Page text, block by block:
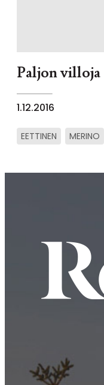
Paljon villoja
1.12.2016
EETTINEN MERINO